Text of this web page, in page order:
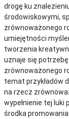
drogę ku
środowiskowymi,
zrównoważonego
umiejętności
tworzenia
uznaje się
zrównoważonego
temat przykładów
na rzecz
wypełnienie tej luki
środka